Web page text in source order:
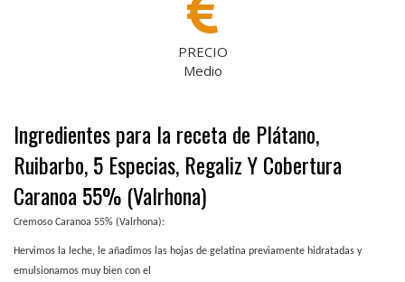
PRECIO
Medio
Ingredientes para la receta de Plátano,
Ruibarbo, 5 Especias, Regaliz Y Cobertura
Caranoa 55% (Valrhona)
Cremoso Caranoa 55% (Valrhona):
Hervimos la leche, le añadimos las hojas de gelatina previamente hidratadas y
emulsionamos muy bien con el